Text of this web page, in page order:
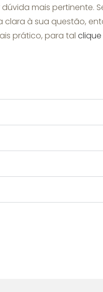
mais pertinente.
à sua questão,
prático, para tal